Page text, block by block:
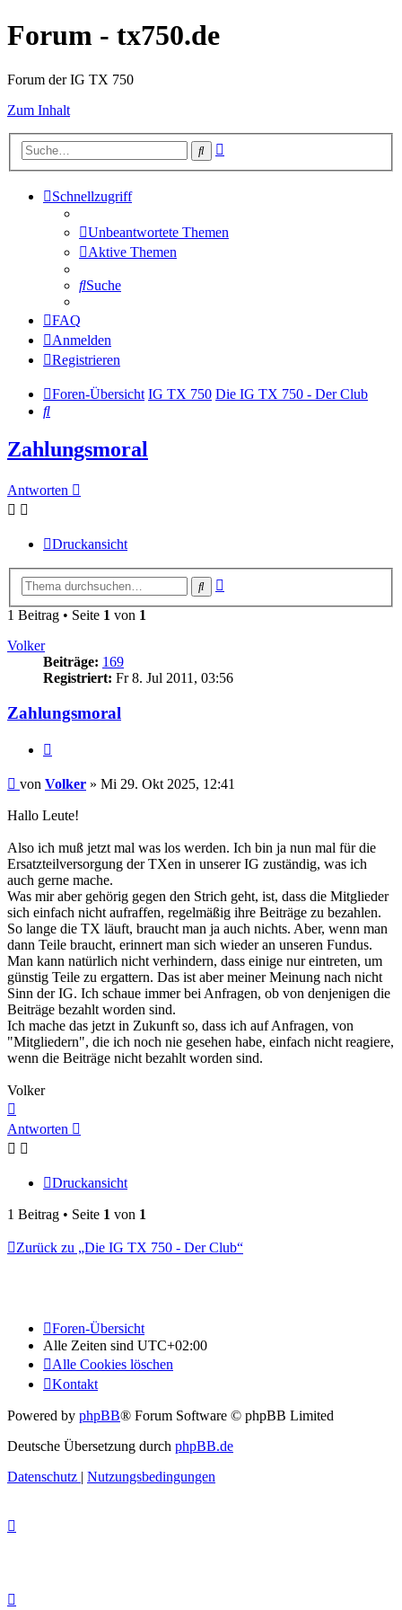
Forum - tx750.de
Forum der IG TX 750
Zum Inhalt
Suche
Schnellzugriff
Unbeantwortete Themen
Aktive Themen
Suche
FAQ
Anmelden
Registrieren
Foren-Übersicht IG TX 750 Die IG TX 750 - Der Club
Suche
Zahlungsmoral
Antworten
Druckansicht
Suche
1 Beitrag • Seite 1 von 1
Volker
Beiträge: 169
Registriert: Fr 8. Jul 2011, 03:56
Zahlungsmoral
Beitrag
von Volker » Mi 29. Okt 2025, 12:41
Hallo Leute!
Also ich muß jetzt mal was los werden. Ich bin ja nun mal für die
Ersatzteilversorgung der TXen in unserer IG zuständig, was ich
auch gerne mache.
Was mir aber gehörig gegen den Strich geht, ist, dass die Mitglieder
sich einfach nicht aufraffen, regelmäßig ihre Beiträge zu bezahlen.
So lange die TX läuft, braucht man ja auch nichts. Aber, wenn man
dann Teile braucht, erinnert man sich wieder an unseren Fundus.
Man kann natürlich nicht verhindern, dass einige nur eintreten, um
günstig Teile zu ergattern. Das ist aber meiner Meinung nach nicht
Sinn der IG. Ich schaue immer bei Anfragen, ob von denjenigen die
Beiträge bezahlt worden sind.
Ich mache das jetzt in Zukunft so, dass ich auf Anfragen, von
"Mitgliedern", die ich noch nie gesehen habe, einfach nicht reagiere,
wenn die Beiträge nicht bezahlt worden sind.
Volker
oben
Antworten
Druckansicht
1 Beitrag • Seite 1 von 1
Zurück zu „Die IG TX 750 - Der Club“
Foren-Übersicht
Alle Zeiten sind UTC+02:00
Alle Cookies löschen
Kontakt
Powered by phpBB® Forum Software © phpBB Limited
Deutsche Übersetzung durch phpBB.de
Datenschutz | Nutzungsbedingungen